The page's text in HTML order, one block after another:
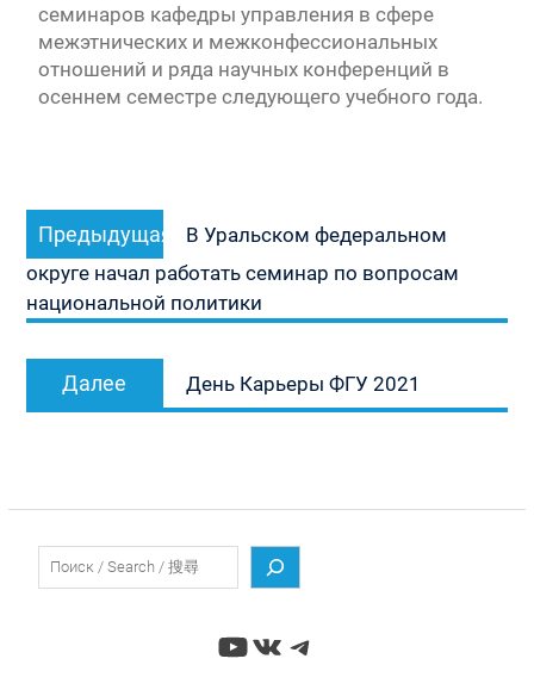
семинаров кафедры управления в сфере
межэтнических и межконфессиональных
отношений и ряда научных конференций в
осеннем семестре следующего учебного года.
по
записям
Предыдущая
запись:
В Уральском федеральном
округе начал работать семинар по вопросам
национальной политики
Далее
запись:
День Карьеры ФГУ 2021
YouTube
ВКонтакте
Telegram